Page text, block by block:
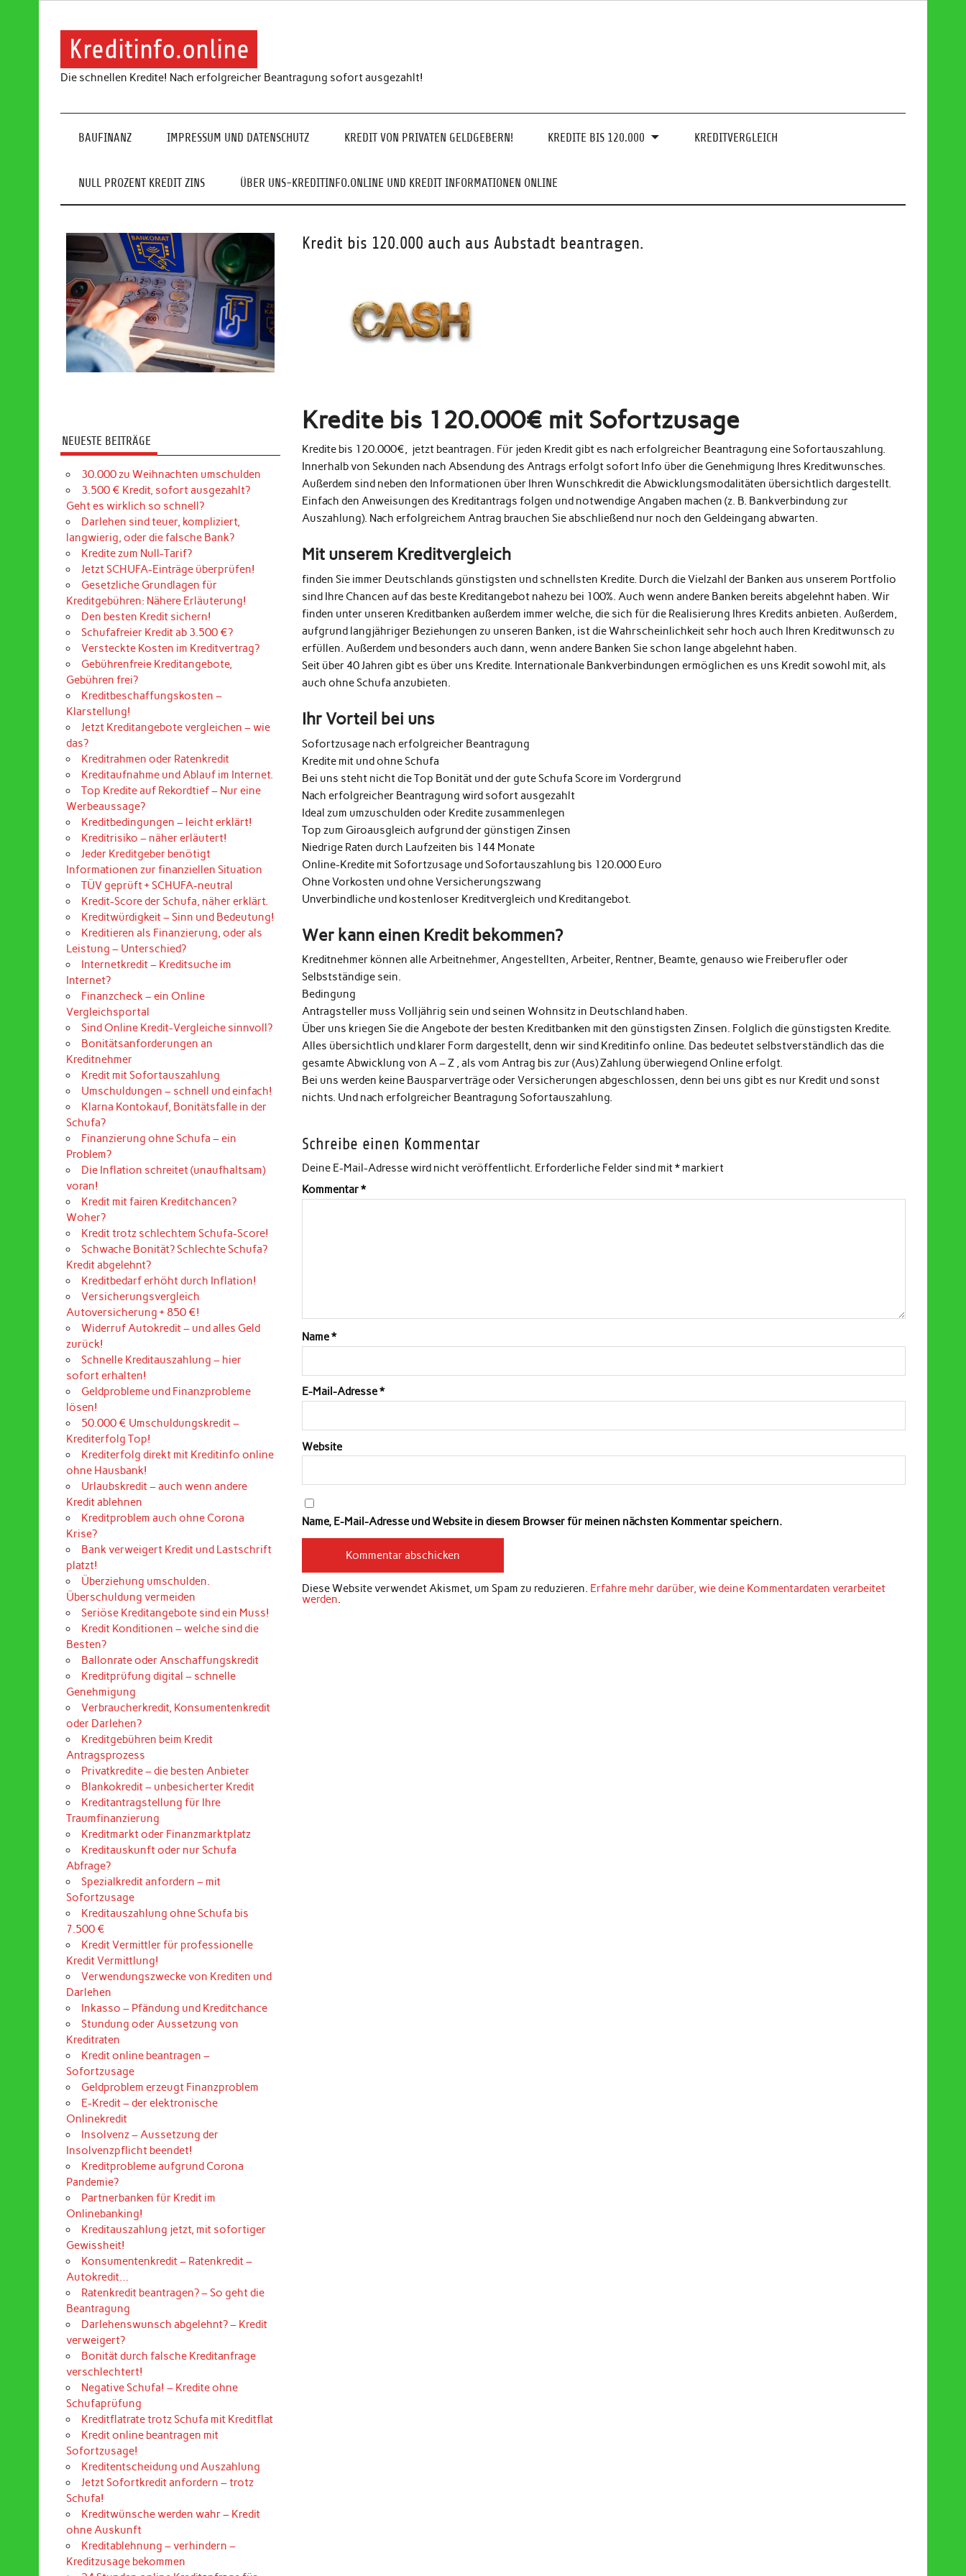
Kreditinfo.online
Die schnellen Kredite! Nach erfolgreicher Beantragung sofort ausgezahlt!
BAUFINANZ IMPRESSUM UND DATENSCHUTZ KREDIT VON PRIVATEN GELDGEBERN! KREDITE BIS 120.000 KREDITVERGLEICH
NULL PROZENT KREDIT ZINS ÜBER UNS-KREDITINFO.ONLINE UND KREDIT INFORMATIONEN ONLINE
Kredit bis 120.000 auch aus Aubstadt beantragen.
Kredite bis 120.000€ mit Sofortzusage
Kredite bis 120.000€, jetzt beantragen. Für jeden Kredit gibt es nach erfolgreicher Beantragung eine Sofortauszahlung.
Innerhalb von Sekunden nach Absendung des Antrags erfolgt sofort Info über die Genehmigung Ihres Kreditwunsches.
Außerdem sind neben den Informationen über Ihren Wunschkredit die Abwicklungsmodalitäten übersichtlich dargestellt.
Einfach den Anweisungen des Kreditantrags folgen und notwendige Angaben machen (z. B. Bankverbindung zur
Auszahlung). Nach erfolgreichem Antrag brauchen Sie abschließend nur noch den Geldeingang abwarten.
Mit unserem Kreditvergleich
finden Sie immer Deutschlands günstigsten und schnellsten Kredite. Durch die Vielzahl der Banken aus unserem Portfolio
sind Ihre Chancen auf das beste Kreditangebot nahezu bei 100%. Auch wenn andere Banken bereits abgelehnt haben. Wir
finden unter unseren Kreditbanken außerdem immer welche, die sich für die Realisierung Ihres Kredits anbieten. Außerdem,
aufgrund langjähriger Beziehungen zu unseren Banken, ist die Wahrscheinlichkeit sehr hoch auch Ihren Kreditwunsch zu
erfüllen. Außerdem und besonders auch dann, wenn andere Banken Sie schon lange abgelehnt haben.
Seit über 40 Jahren gibt es über uns Kredite. Internationale Bankverbindungen ermöglichen es uns Kredit sowohl mit, als
auch ohne Schufa anzubieten.
Ihr Vorteil bei uns
Sofortzusage nach erfolgreicher Beantragung
Kredite mit und ohne Schufa
Bei uns steht nicht die Top Bonität und der gute Schufa Score im Vordergrund
Nach erfolgreicher Beantragung wird sofort ausgezahlt
Ideal zum umzuschulden oder Kredite zusammenlegen
Top zum Giroausgleich aufgrund der günstigen Zinsen
Niedrige Raten durch Laufzeiten bis 144 Monate
Online-Kredite mit Sofortzusage und Sofortauszahlung bis 120.000 Euro
Ohne Vorkosten und ohne Versicherungszwang
Unverbindliche und kostenloser Kreditvergleich und Kreditangebot.
Wer kann einen Kredit bekommen?
Kreditnehmer können alle Arbeitnehmer, Angestellten, Arbeiter, Rentner, Beamte, genauso wie Freiberufler oder
Selbstständige sein.
Bedingung
Antragsteller muss Volljährig sein und seinen Wohnsitz in Deutschland haben.
Über uns kriegen Sie die Angebote der besten Kreditbanken mit den günstigsten Zinsen. Folglich die günstigsten Kredite.
Alles übersichtlich und klarer Form dargestellt, denn wir sind Kreditinfo online. Das bedeutet selbstverständlich das die
gesamte Abwicklung von A – Z , als vom Antrag bis zur (Aus) Zahlung überwiegend Online erfolgt.
Bei uns werden keine Bausparverträge oder Versicherungen abgeschlossen, denn bei uns gibt es nur Kredit und sonst
nichts. Und nach erfolgreicher Beantragung Sofortauszahlung.
Schreibe einen Kommentar
Deine E-Mail-Adresse wird nicht veröffentlicht. Erforderliche Felder sind mit* markiert
Kommentar*
Name*
E-Mail-Adresse*
Website
Name, E-Mail-Adresse und Website in diesem Browser für meinen nächsten Kommentar speichern.
Diese Website verwendet Akismet, um Spam zu reduzieren. Erfahre mehr darüber, wie deine Kommentardaten verarbeitet
werden.
NEUESTE BEITRÄGE
30.000 zu Weihnachten umschulden
3.500 € Kredit, sofort ausgezahlt?
Geht es wirklich so schnell?
Darlehen sind teuer, kompliziert,
langwierig, oder die falsche Bank?
Kredite zum Null-Tarif?
Jetzt SCHUFA-Einträge überprüfen!
Gesetzliche Grundlagen für
Kreditgebühren: Nähere Erläuterung!
Den besten Kredit sichern!
Schufafreier Kredit ab 3.500 €?
Versteckte Kosten im Kreditvertrag?
Gebührenfreie Kreditangebote,
Gebühren frei?
Kreditbeschaffungskosten –
Klarstellung!
Jetzt Kreditangebote vergleichen – wie
das?
Kreditrahmen oder Ratenkredit
Kreditaufnahme und Ablauf im Internet.
Top Kredite auf Rekordtief – Nur eine
Werbeaussage?
Kreditbedingungen – leicht erklärt!
Kreditrisiko – näher erläutert!
Jeder Kreditgeber benötigt
Informationen zur finanziellen Situation
TÜV geprüft + SCHUFA-neutral
Kredit-Score der Schufa, näher erklärt.
Kreditwürdigkeit – Sinn und Bedeutung!
Kreditieren als Finanzierung, oder als
Leistung – Unterschied?
Internetkredit – Kreditsuche im
Internet?
Finanzcheck – ein Online
Vergleichsportal
Sind Online Kredit-Vergleiche sinnvoll?
Bonitätsanforderungen an
Kreditnehmer
Kredit mit Sofortauszahlung
Umschuldungen – schnell und einfach!
Klarna Kontokauf, Bonitätsfalle in der
Schufa?
Finanzierung ohne Schufa – ein
Problem?
Die Inflation schreitet (unaufhaltsam)
voran!
Kredit mit fairen Kreditchancen?
Woher?
Kredit trotz schlechtem Schufa-Score!
Schwache Bonität? Schlechte Schufa?
Kredit abgelehnt?
Kreditbedarf erhöht durch Inflation!
Versicherungsvergleich
Autoversicherung + 850 €!
Widerruf Autokredit – und alles Geld
zurück!
Schnelle Kreditauszahlung – hier
sofort erhalten!
Geldprobleme und Finanzprobleme
lösen!
50.000 € Umschuldungskredit –
Krediterfolg Top!
Krediterfolg direkt mit Kreditinfo online
ohne Hausbank!
Urlaubskredit – auch wenn andere
Kredit ablehnen
Kreditproblem auch ohne Corona
Krise?
Bank verweigert Kredit und Lastschrift
platzt!
Überziehung umschulden.
Überschuldung vermeiden
Seriöse Kreditangebote sind ein Muss!
Kredit Konditionen – welche sind die
Besten?
Ballonrate oder Anschaffungskredit
Kreditprüfung digital – schnelle
Genehmigung
Verbraucherkredit, Konsumentenkredit
oder Darlehen?
Kreditgebühren beim Kredit
Antragsprozess
Privatkredite – die besten Anbieter
Blankokredit – unbesicherter Kredit
Kreditantragstellung für Ihre
Traumfinanzierung
Kreditmarkt oder Finanzmarktplatz
Kreditauskunft oder nur Schufa
Abfrage?
Spezialkredit anfordern – mit
Sofortzusage
Kreditauszahlung ohne Schufa bis
7.500 €
Kredit Vermittler für professionelle
Kredit Vermittlung!
Verwendungszwecke von Krediten und
Darlehen
Inkasso – Pfändung und Kreditchance
Stundung oder Aussetzung von
Kreditraten
Kredit online beantragen –
Sofortzusage
Geldproblem erzeugt Finanzproblem
E-Kredit – der elektronische
Onlinekredit
Insolvenz – Aussetzung der
Insolvenzpflicht beendet!
Kreditprobleme aufgrund Corona
Pandemie?
Partnerbanken für Kredit im
Onlinebanking!
Kreditauszahlung jetzt, mit sofortiger
Gewissheit!
Konsumentenkredit – Ratenkredit –
Autokredit…
Ratenkredit beantragen? – So geht die
Beantragung
Darlehenswunsch abgelehnt? – Kredit
verweigert?
Bonität durch falsche Kreditanfrage
verschlechtert!
Negative Schufa! – Kredite ohne
Schufaprüfung
Kreditflatrate trotz Schufa mit Kreditflat
Kredit online beantragen mit
Sofortzusage!
Kreditentscheidung und Auszahlung
Jetzt Sofortkredit anfordern – trotz
Schufa!
Kreditwünsche werden wahr – Kredit
ohne Auskunft
Kreditablehnung – verhindern –
Kreditzusage bekommen